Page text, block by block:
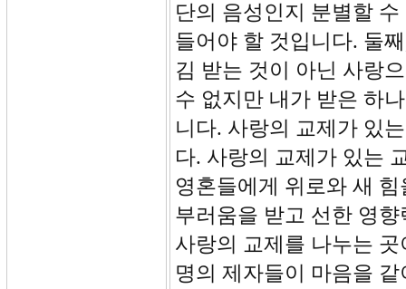
단의 음성인지 분별할
들어야 할 것입니다. 둘
김 받는 것이 아닌 사랑
수 없지만 내가 받은 하
니다. 사랑의 교제가 있
다. 사랑의 교제가 있는
영혼들에게 위로와 새
부러움을 받고 선한 영
사랑의 교제를 나누는
명의 제자들이 마음을